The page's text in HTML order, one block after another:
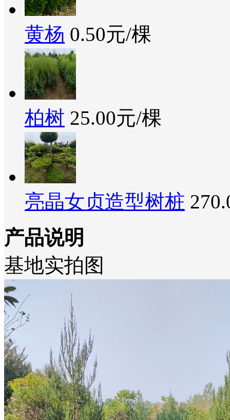
黄杨 0.50元/棵
柏树 25.00元/棵
亮晶女贞造型树桩
产品说明
基地实拍图